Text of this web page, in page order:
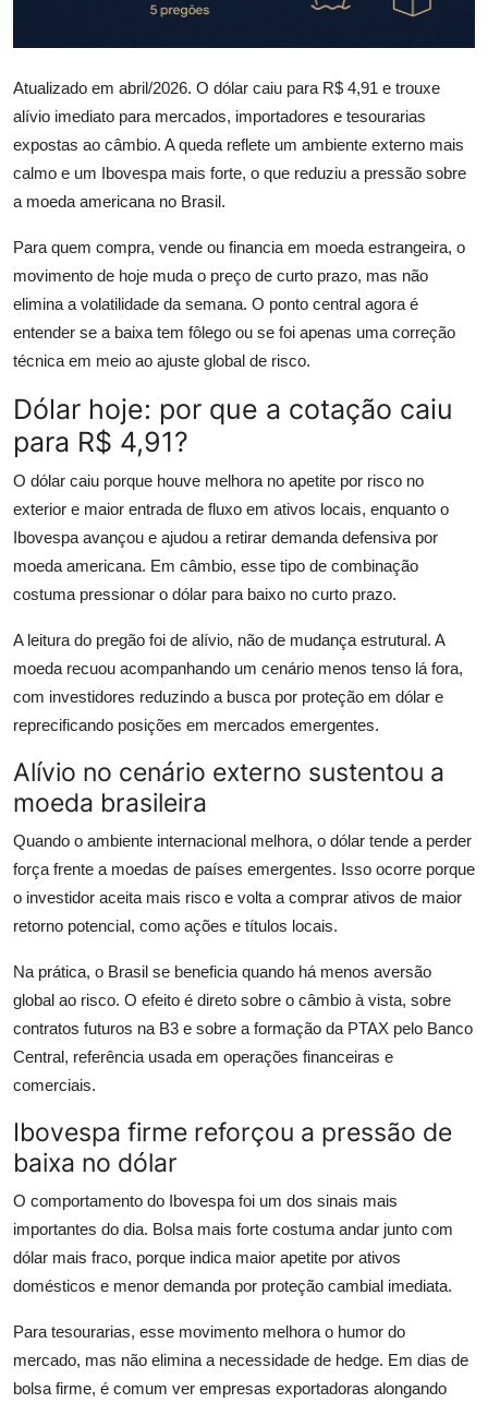
Investimentos
Seguro de Vida
Atualizado em abril/2026. O dólar caiu para R$ 4,91 e trouxe
alívio imediato para mercados, importadores e tesourarias
expostas ao câmbio. A queda reflete um ambiente externo mais
calmo e um Ibovespa mais forte, o que reduziu a pressão sobre
a moeda americana no Brasil.
Para quem compra, vende ou financia em moeda estrangeira, o
movimento de hoje muda o preço de curto prazo, mas não
elimina a volatilidade da semana. O ponto central agora é
entender se a baixa tem fôlego ou se foi apenas uma correção
técnica em meio ao ajuste global de risco.
Dólar hoje: por que a cotação caiu
para R$ 4,91?
O dólar caiu porque houve melhora no apetite por risco no
exterior e maior entrada de fluxo em ativos locais, enquanto o
Ibovespa avançou e ajudou a retirar demanda defensiva por
moeda americana. Em câmbio, esse tipo de combinação
costuma pressionar o dólar para baixo no curto prazo.
A leitura do pregão foi de alívio, não de mudança estrutural. A
moeda recuou acompanhando um cenário menos tenso lá fora,
com investidores reduzindo a busca por proteção em dólar e
reprecificando posições em mercados emergentes.
Alívio no cenário externo sustentou a
moeda brasileira
Quando o ambiente internacional melhora, o dólar tende a perder
força frente a moedas de países emergentes. Isso ocorre porque
o investidor aceita mais risco e volta a comprar ativos de maior
retorno potencial, como ações e títulos locais.
Na prática, o Brasil se beneficia quando há menos aversão
global ao risco. O efeito é direto sobre o câmbio à vista, sobre
contratos futuros na B3 e sobre a formação da PTAX pelo Banco
Central, referência usada em operações financeiras e
comerciais.
Ibovespa firme reforçou a pressão de
baixa no dólar
O comportamento do Ibovespa foi um dos sinais mais
importantes do dia. Bolsa mais forte costuma andar junto com
dólar mais fraco, porque indica maior apetite por ativos
domésticos e menor demanda por proteção cambial imediata.
Para tesourarias, esse movimento melhora o humor do
mercado, mas não elimina a necessidade de hedge. Em dias de
bolsa firme, é comum ver empresas exportadoras alongando